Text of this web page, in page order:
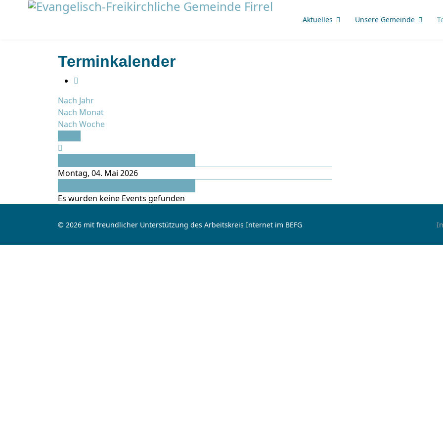
Aktuelles Unsere Gemeinde
Terminkalender
Nach Jahr
Nach Monat
Nach Woche
Montag, 04. Mai 2026
Es wurden keine Events gefunden
© 2026 mit freundlicher Unterstützung des Arbeitskreis Internet im BEFG